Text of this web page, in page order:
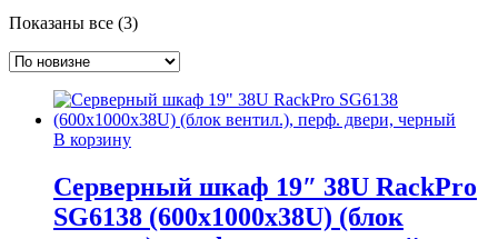
Показаны все (3)Сортировка:
недавние
В корзину
Серверный шкаф 19″ 38U RackPro
SG6138 (600х1000х38U) (блок